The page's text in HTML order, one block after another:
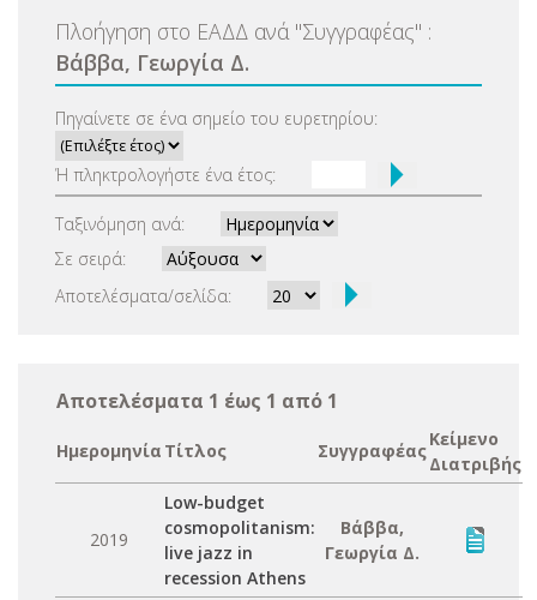
Πλοήγηση στο ΕΑΔΔ ανά "Συγγραφέας" :
Βάββα, Γεωργία Δ.
Πηγαίνετε σε ένα σημείο του ευρετηρίου:
Ή πληκτρολογήστε ένα έτος:
Ταξινόμηση ανά:
Σε σειρά:
Αποτελέσματα/σελίδα:
Αποτελέσματα 1 έως 1 από 1
Ημερομηνία Τίτλος Συγγραφέας
Κείμενο
Διατριβής
2019
Low-budget
cosmopolitanism:
live jazz in
recession Athens
Βάββα,
Γεωργία Δ.